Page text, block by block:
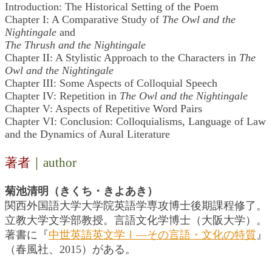
Introduction: The Historical Setting of the Poem
Chapter I: A Comparative Study of The Owl and the
Nightingale and
The Thrush and the Nightingale
Chapter II: A Stylistic Approach to the Characters in The
Owl and the Nightingale
Chapter III: Some Aspects of Colloquial Speech
Chapter IV: Repetition in The Owl and the Nightingale
Chapter V: Aspects of Repetitive Word Pairs
Chapter VI: Conclusion: Colloquialisms, Language of Law
and the Dynamics of Aural Literature
著者 ｜author
菊池清明（きくち・きよあき）
関西外国語大学大学院英語学専攻博士後期課程修了。
立教大学文学部教授。言語文化学博士（大阪大学）。
著書に『中世英語英文学Ⅰ―その言語・文化の特質 』
（春風社、2015）がある。